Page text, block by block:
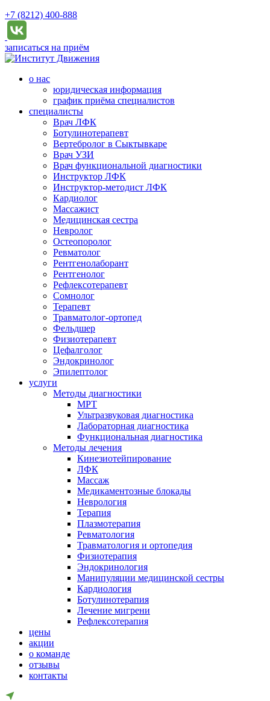
+7 (8212) 400-888
записаться на приём
о нас
юридическая информация
график приёма специалистов
специалисты
Врач ЛФК
Ботулинотерапевт
Вертебролог в Сыктывкаре
Врач УЗИ
Врач функциональной диагностики
Инструктор ЛФК
Инструктор-методист ЛФК
Кардиолог
Массажист
Медицинская сестра
Невролог
Остеопоролог
Ревматолог
Рентгенолаборант
Рентгенолог
Рефлексотерапевт
Сомнолог
Терапевт
Травматолог-ортопед
Фельдшер
Физиотерапевт
Цефалголог
Эндокринолог
Эпилептолог
услуги
Методы диагностики
МРТ
Ультразвуковая диагностика
Лабораторная диагностика
Функциональная диагностика
Методы лечения
Кинезиотейпирование
ЛФК
Массаж
Медикаментозные блокады
Неврология
Терапия
Плазмотерапия
Ревматология
Травматология и ортопедия
Физиотерапия
Эндокринология
Манипуляции медицинской сестры
Кардиология
Ботулинотерапия
Лечение мигрени
Рефлексотерапия
цены
акции
о команде
отзывы
контакты